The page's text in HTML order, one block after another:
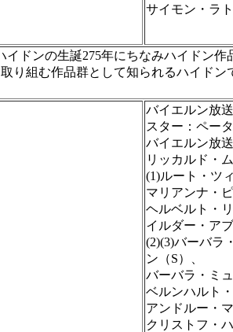
サイモン・ラ
ドンの生誕275年にちなみハイドン作
り組む作品群として知られるハイドン
バイエルン放
スター：ペー
バイエルン放
リッカルド・
(1)ルート・ツ
マリアンナ・
ヘルベルト・
イルダー・ア
(2)(3)バーバラ
ン（S）、
バーバラ・ミ
ベルンハルト
アンドルー・
クリストフ・